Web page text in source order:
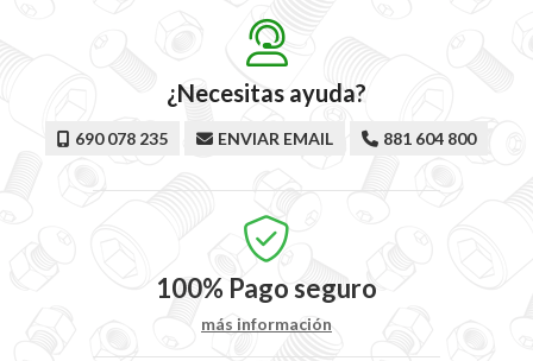
¿Necesitas ayuda?
690 078 235 ENVIAR EMAIL 881 604 800
100% Pago seguro
más información